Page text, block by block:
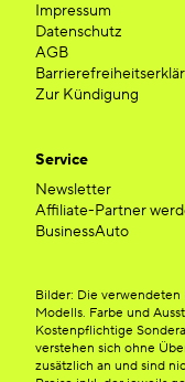
Impressum
Datenschutz
AGB
Zur Kündigung
Service
Newsletter
Affiliate-Partner
BusinessAuto
Bilder: Die
Modells. Farbe und
Kostenpflichtige
verstehen sich ohne
zusätzlich an und sind